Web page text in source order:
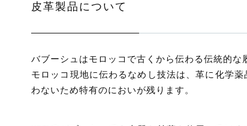
皮革製品について
バブーシュはモロッコで古くから伝わる伝統的な
モロッコ現地に伝わるなめし技法は、革に化学薬
わないため特有のにおいが残ります。